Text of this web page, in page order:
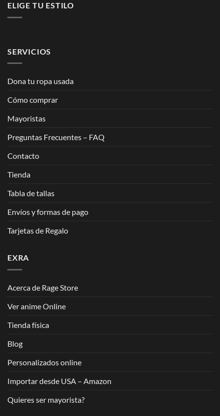
ELIGE TU ESTILO
SERVICIOS
Dona tu ropa usada
Cómo comprar
Mayoristas
Preguntas Frecuentes – FAQ
Contacto
Tienda
Tabla de tallas
Envíos y formas de pago
Tarjetas de Regalo
EXRA
Acerca de Rage Store
Ver anime Online
Tienda física
Blog
Personalizados online
Importar desde USA – Amazon
Quieres ser mayorista?